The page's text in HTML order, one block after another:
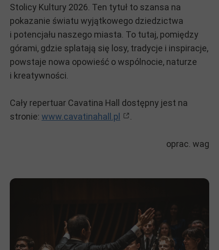
Stolicy Kultury 2026. Ten tytuł to szansa na
pokazanie światu wyjątkowego dziedzictwa
i potencjału naszego miasta. To tutaj, pomiędzy
górami, gdzie splatają się losy, tradycje i inspiracje,
powstaje nowa opowieść o wspólnocie, naturze
i kreatywności.
Cały repertuar Cavatina Hall dostępny jest na
stronie: www.cavatinahall.pl
oprac. wag